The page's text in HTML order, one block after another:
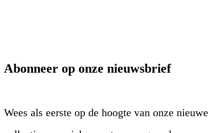
Abonneer op onze nieuwsbrief
Wees als eerste op de hoogte van onze nieuwe